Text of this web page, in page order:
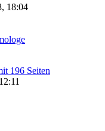
18:04
196 Seiten